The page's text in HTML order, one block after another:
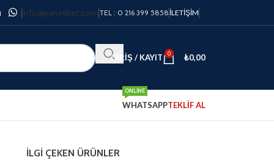
info@panetiket.com TEL : 0 216 399 5858 İLETIŞIM
GIRIŞ / KAYIT 0 ₺0,00
WHATSAPP
ONLINE
TEKLİF AL
İLGI ÇEKEN ÜRÜNLER